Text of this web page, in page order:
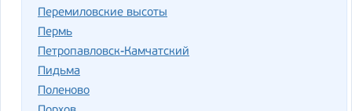
Перемиловские высоты
Пермь
Петропавловск-Камчатский
Пидьма
Поленово